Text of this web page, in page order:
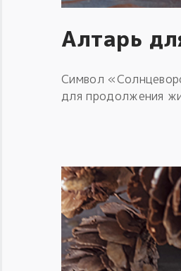
Алтарь
Символ
для продолжения